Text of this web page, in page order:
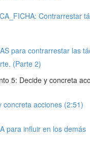
Contrarrestar
para contrarrestar las
(Parte 2)
5: Decide y concreta
concreta acciones (2:51)
para influir en los demás